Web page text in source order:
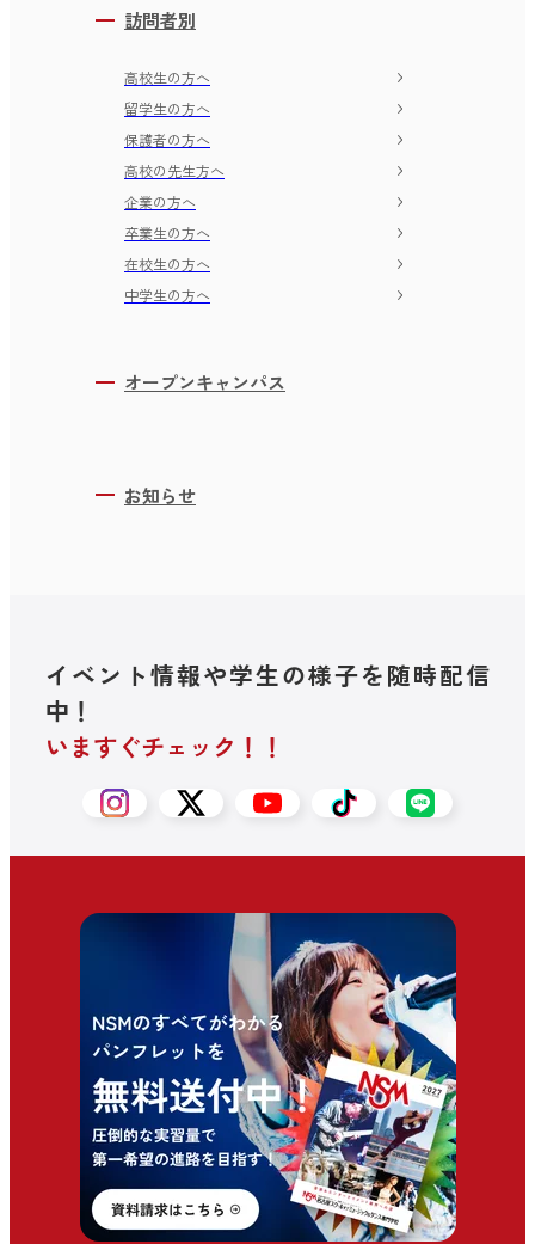
訪問者別
高校生の方へ
留学生の方へ
保護者の方へ
高校の先生方へ
企業の方へ
卒業生の方へ
在校生の方へ
中学生の方へ
オープンキャンパス
お知らせ
イベント情報や学生の様子を随時配信
中！
いますぐチェック！！